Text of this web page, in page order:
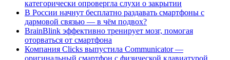
категорически опровергла слухи о закрытии
В России начнут бесплатно раздавать смартфоны с
дармовой связью — в чём подвох?
BrainBlink эффективно тренирует мозг, помогая
оторваться от смартфона
Компания Clicks выпустила Communicator —
оригинальный смартфон с физической клавиатурой